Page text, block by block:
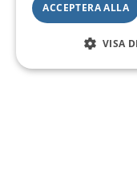
ACCEPTERA ALLA
VISA